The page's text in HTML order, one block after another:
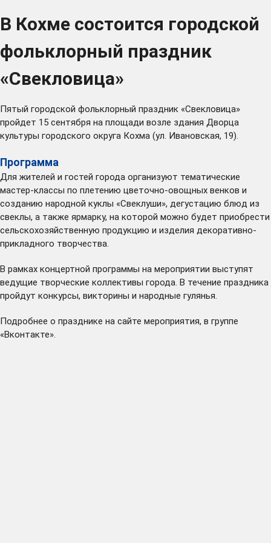
В Кохме состоится городской
фольклорный праздник
«Свекловица»
Пятый городской фольклорный праздник «Свекловица»
пройдет 15 сентября на площади возле здания Дворца
культуры городского округа Кохма (ул. Ивановская, 19).
Программа
Для жителей и гостей города организуют тематические
мастер-классы по плетению цветочно-овощных венков и
созданию народной куклы «Свеклуши», дегустацию блюд из
свеклы, а также ярмарку, на которой можно будет приобрести
сельскохозяйственную продукцию и изделия декоративно-
прикладного творчества.
В рамках концертной программы на мероприятии выступят
ведущие творческие коллективы города. В течение праздника
пройдут конкурсы, викторины и народные гулянья.
Подробнее о празднике на сайте мероприятия, в группе
«Вконтакте»